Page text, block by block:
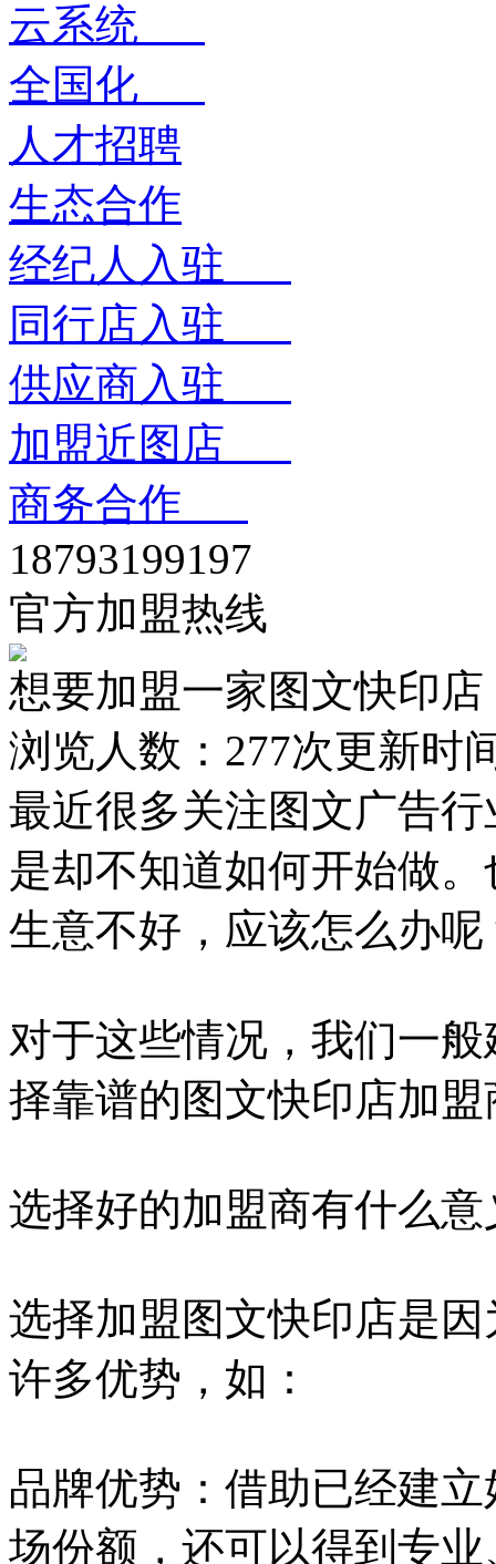
云系统
全国化
人才招聘
生态合作
经纪人入驻
同行店入驻
供应商入驻
加盟近图店
商务合作
18793199197
官方加盟热线
想要加盟一家图文快印
浏览人数： 277次更新时
最近很多关注图文广告
是却不知道如何开始做
生意不好，应该怎么办呢
对于这些情况，我们一
择靠谱的图文快印店加
选择好的加盟商有什么意
选择加盟图文快印店是
许多优势，如：
品牌优势：借助已经建
场份额，还可以得到专